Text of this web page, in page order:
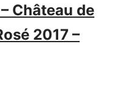
Château de
2017 –